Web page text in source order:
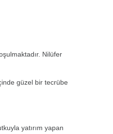
Nilüfer
güzel bir tecrübe
yatırım yapan